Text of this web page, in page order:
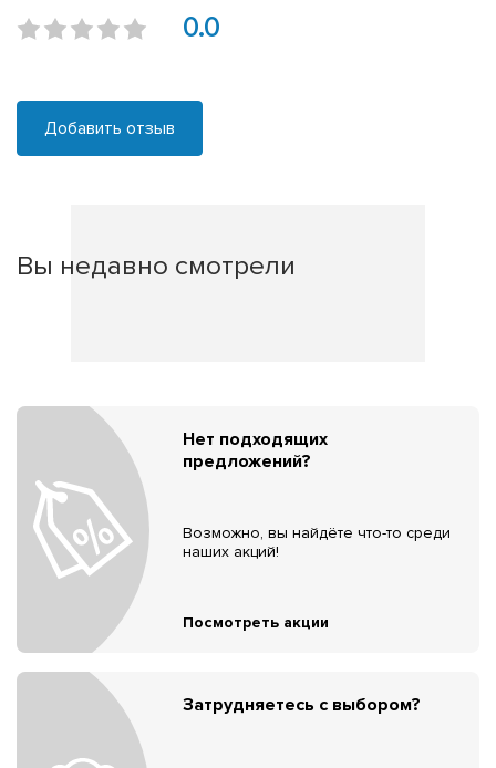
0.0
Добавить отзыв
Вы недавно смотрели
Нет подходящих
предложений?
Возможно, вы найдёте что-то среди
наших акций!
Посмотреть акции
Затрудняетесь с выбором?